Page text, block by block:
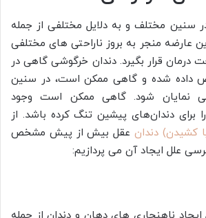
سنین مختلف و به دلایل مختلفی از جمله
عارضه منجر به بروز ناراحتی های مختلفی
درمان قرار بگیرد. دندان خرگوشی گاهی در
داده شده و گاهی ممکن است، در سنین
نمایان شود. گاهی ممکن است وجود
برای دندان‌های پیشین تنگ کرده باشد. از
کشیدن) دندان عقل بیش از پیش مشخص
علل ایجاد آن می پردازیم: